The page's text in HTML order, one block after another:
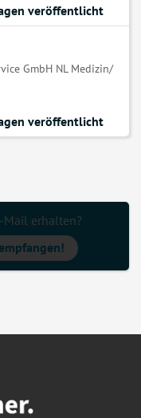
veröffentlicht
GmbH NL Medizin/
veröffentlicht
Mail erhalten?